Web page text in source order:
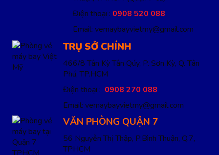
Điện thoại : 0908 520 088
Email: vemaybayvietmy@gmail.com
TRỤ SỞ CHÍNH
466/8 Tân Kỳ Tân Qúy, P. Sơn Kỳ, Q. Tân
Phú, TP.HCM
Điện thoại : 0908 270 088
Email: vemaybayvietmy@gmail.com
VĂN PHÒNG QUẬN 7
56 Nguyễn Thị Thập, P.Bình Thuận, Q.7,
TPHCM